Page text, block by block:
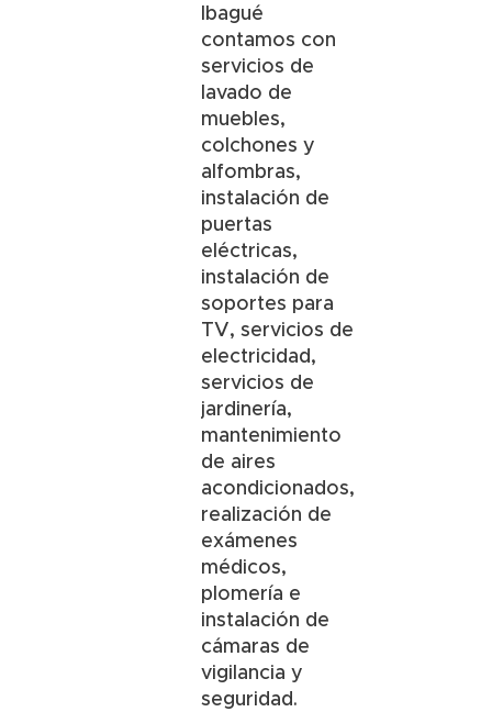
Ibagué
contamos con
servicios de
lavado de
muebles,
colchones y
alfombras,
instalación de
puertas
eléctricas,
instalación de
soportes para
TV, servicios de
electricidad,
servicios de
jardinería,
mantenimiento
de aires
acondicionados,
realización de
exámenes
médicos,
plomería e
instalación de
cámaras de
vigilancia y
seguridad.